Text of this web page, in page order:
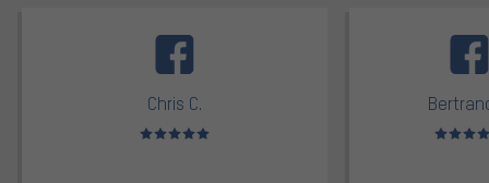
Chris C.
Note moyenne : 5 sur 5 Note